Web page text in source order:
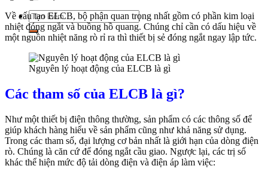
Tìm
kiếm:
Về cấu tạo ELCB, bộ phận quan trọng nhất gồm có phần kim loại
nhiệt đóng ngắt và buồng hồ quang. Chúng chỉ cần có dấu hiệu về
một nguồn nhiệt năng rò rỉ ra thì thiết bị sẻ đóng ngắt ngay lập tức.
Nguyên lý hoạt động của ELCB là gì
Các tham số của ELCB là gì?
Như một thiết bị điện thông thường, sản phẩm có các thông số để
giúp khách hàng hiểu về sản phẩm cũng như khả năng sử dụng.
Trong các tham số, đại lượng cơ bản nhất là giới hạn của dòng điện
rò. Chúng là căn cứ để đóng ngắt cầu giao. Ngược lại, các trị số
khác thể hiện mức độ tải dòng điện và điện áp làm việc: